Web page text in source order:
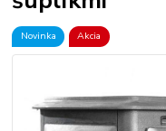
Novinka Akcia